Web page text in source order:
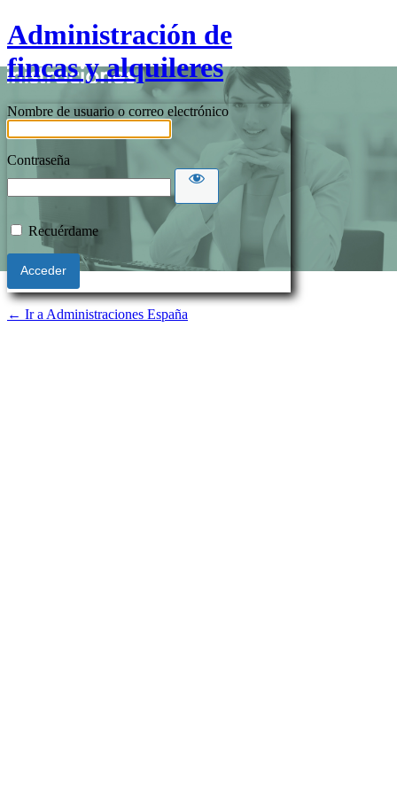
Administración de
fincas y alquileres
Nombre de usuario o correo electrónico
Contraseña
Recuérdame
← Ir a Administraciones España